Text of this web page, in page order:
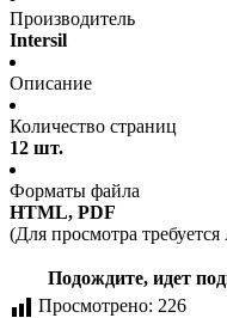
Производитель
Intersil
Описание
Количество страниц
12 шт.
Форматы файла
HTML, PDF
(Для просмотра
Подождите, идет
Просмотрено: 226